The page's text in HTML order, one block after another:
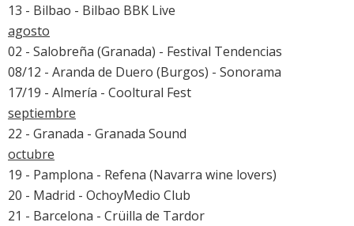
13 - Bilbao - Bilbao BBK Live
agosto
02 - Salobreña (Granada) - Festival Tendencias
08/12 - Aranda de Duero (Burgos) - Sonorama
17/19 - Almería - Cooltural Fest
septiembre
22 - Granada - Granada Sound
octubre
19 - Pamplona - Refena (Navarra wine lovers)
20 - Madrid - OchoyMedio Club
21 - Barcelona - Crüilla de Tardor